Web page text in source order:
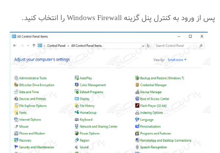
پس از ورود به کنترل پنل گزینه Windows Firewall را انتخاب کنید.